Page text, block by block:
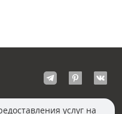
услуг на